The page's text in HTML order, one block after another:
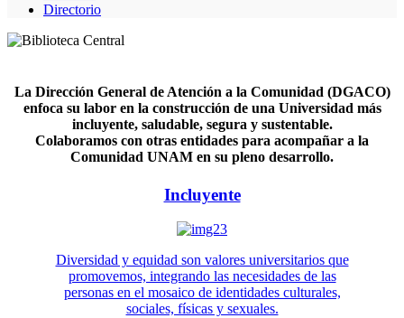
Directorio
La Dirección General de Atención a la Comunidad (DGACO)
enfoca su labor en la construcción de una Universidad más
incluyente, saludable, segura y sustentable.
Colaboramos con otras entidades para acompañar a la
Comunidad UNAM en su pleno desarrollo.
Incluyente
Diversidad y equidad son valores universitarios que
promovemos, integrando las necesidades de las
personas en el mosaico de identidades culturales,
sociales, físicas y sexuales.